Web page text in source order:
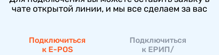
чате открытой линии, и мы все сделаем за вас
Подключиться
к E-POS
Подключиться
к ЕРИП/